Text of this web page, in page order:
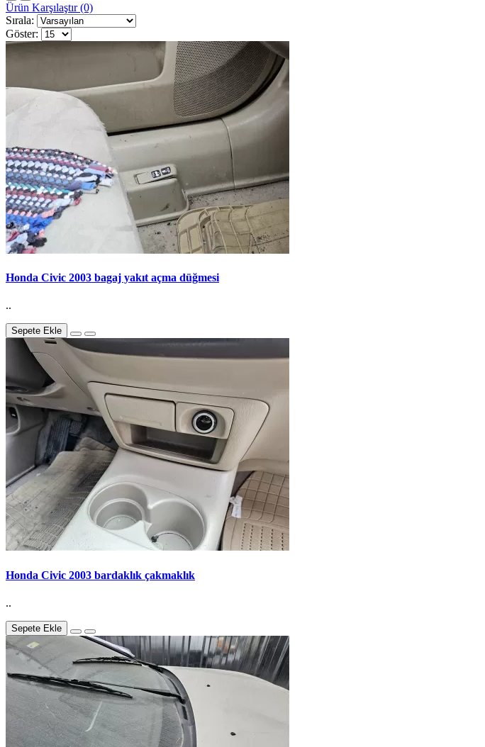
Ürün Karşılaştır (0)
Sırala:
Göster:
Honda Civic 2003 bagaj yakıt açma düğmesi
..
Sepete Ekle
Honda Civic 2003 bardaklık çakmaklık
..
Sepete Ekle